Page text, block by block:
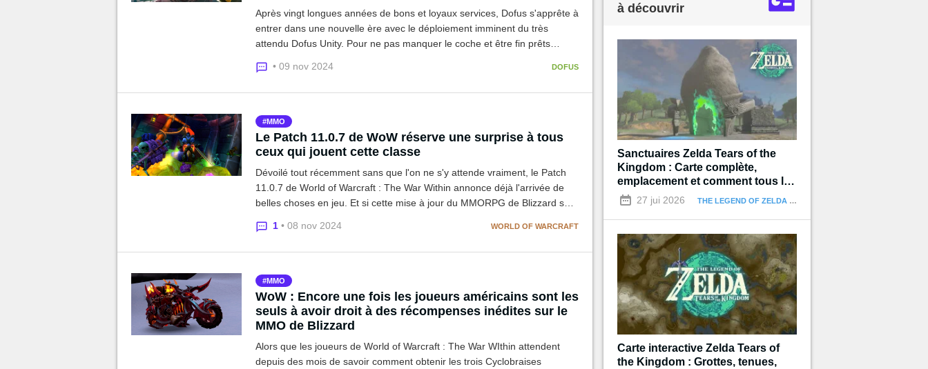
Après vingt longues années de bons et loyaux services, Dofus s'apprête à
entrer dans une nouvelle ère avec le déploiement imminent du très
attendu Dofus Unity. Pour ne pas manquer le coche et être fin prêts
d'Ankama !
• 09 nov 2024 DOFUS
MMO
Le Patch 11.0.7 de WoW réserve une surprise à tous
ceux qui jouent cette classe
Dévoilé tout récemment sans que l'on ne s'y attende vraiment, le Patch
11.0.7 de World of Warcraft : The War Within annonce déjà l'arrivée de
belles choses en jeu. Et si cette mise à jour du MMORPG de Blizzard se
malgré tout !
1 • 08 nov 2024 WORLD OF WARCRAFT
MMO
WoW : Encore une fois les joueurs américains sont les
seuls à avoir droit à des récompenses inédites sur le
MMO de Blizzard
Alors que les joueurs de World of Warcraft : The War WIthin attendent
depuis des mois de savoir comment obtenir les trois Cyclobraises
à découvrir
Sanctuaires Zelda Tears of the
Kingdom : Carte complète,
emplacement et comment tous les
terminer
27 jui 2026 THE LEGEND OF ZELDA : TEARS OF THE KINGDOM
Carte interactive Zelda Tears of
the Kingdom : Grottes, tenues,